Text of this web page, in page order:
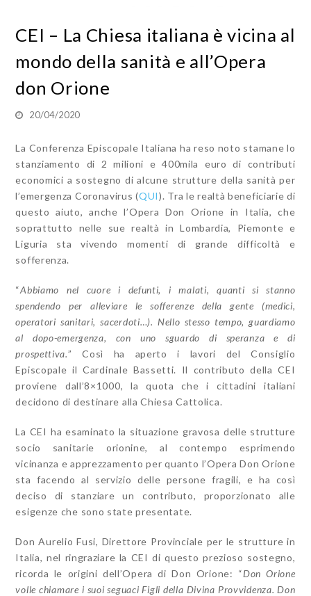
CEI – La Chiesa italiana è vicina al
mondo della sanità e all’Opera
don Orione
20/04/2020
La Conferenza Episcopale Italiana ha reso noto stamane lo
stanziamento di 2 milioni e 400mila euro di contributi
economici a sostegno di alcune strutture della sanità per
l’emergenza Coronavirus (QUI). Tra le realtà beneficiarie di
questo aiuto, anche l’Opera Don Orione in Italia, che
soprattutto nelle sue realtà in Lombardia, Piemonte e
Liguria sta vivendo momenti di grande difficoltà e
sofferenza.
“Abbiamo nel cuore i defunti, i malati, quanti si stanno
spendendo per alleviare le sofferenze della gente (medici,
operatori sanitari, sacerdoti…). Nello stesso tempo, guardiamo
al dopo-emergenza, con uno sguardo di speranza e di
prospettiva.” Così ha aperto i lavori del Consiglio
Episcopale il Cardinale Bassetti. Il contributo della CEI
proviene dall’8×1000, la quota che i cittadini italiani
decidono di destinare alla Chiesa Cattolica.
La CEI ha esaminato la situazione gravosa delle strutture
socio sanitarie orionine, al contempo esprimendo
vicinanza e apprezzamento per quanto l’Opera Don Orione
sta facendo al servizio delle persone fragili, e ha così
deciso di stanziare un contributo, proporzionato alle
esigenze che sono state presentate.
Don Aurelio Fusi, Direttore Provinciale per le strutture in
Italia, nel ringraziare la CEI di questo prezioso sostegno,
ricorda le origini dell’Opera di Don Orione: “Don Orione
volle chiamare i suoi seguaci Figli della Divina Provvidenza. Don